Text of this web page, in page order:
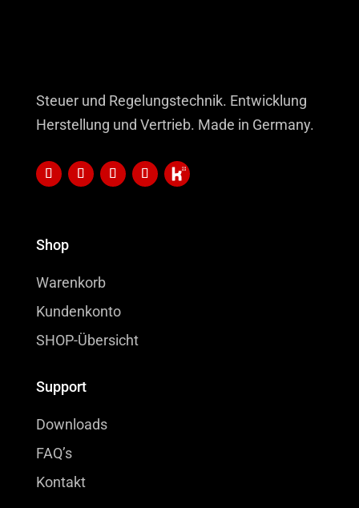
Steuer und Regelungstechnik. Entwicklung
Herstellung und Vertrieb. Made in Germany.
Shop
Warenkorb
Kundenkonto
SHOP-Übersicht
Support
Downloads
FAQ’s
Kontakt